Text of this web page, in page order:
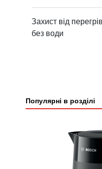
Захист від
без води
Популярні в розділі